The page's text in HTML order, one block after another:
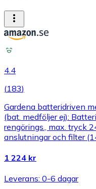
4.4
(183)
Gardena batteridriven
(bat. medföljer ej):
rengörings., max. tryck
anslutningar och filter
1 224 kr
Leverans: 0-6 dagar